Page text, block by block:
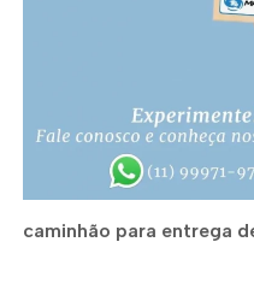
caminhão para entrega